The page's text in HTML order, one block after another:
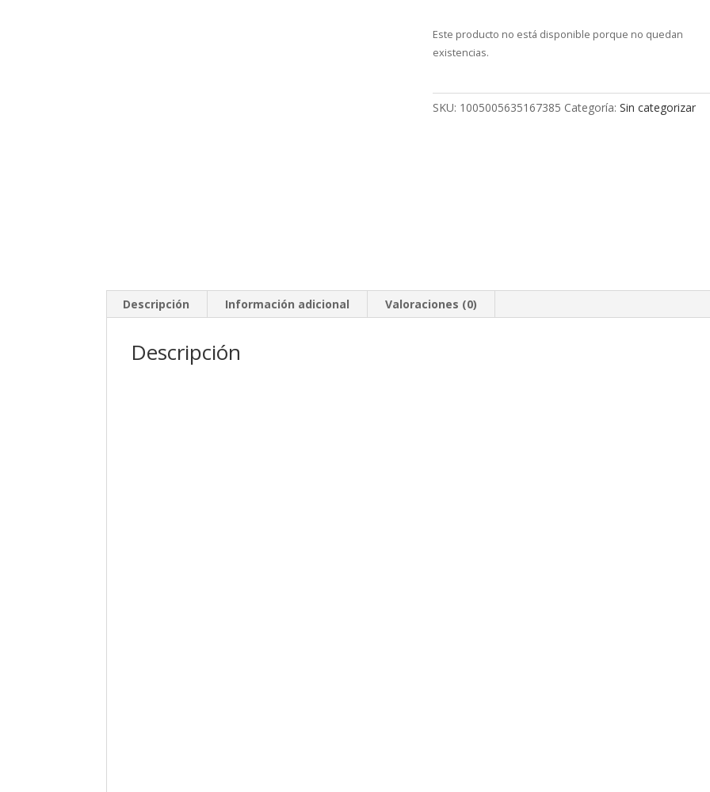
Este producto no está disponible porque no quedan
existencias.
SKU: 1005005635167385 Categoría: Sin categorizar
Descripción Información adicional Valoraciones (0)
Descripción